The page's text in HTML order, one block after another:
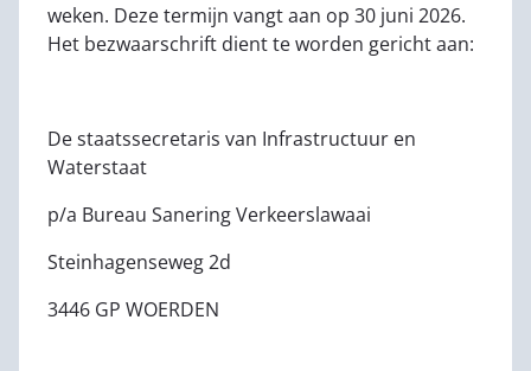
weken. Deze termijn vangt aan op 30 juni 2026.
Het bezwaarschrift dient te worden gericht aan:
De staatssecretaris van Infrastructuur en
Waterstaat
p/a Bureau Sanering Verkeerslawaai
Steinhagenseweg 2d
3446 GP WOERDEN